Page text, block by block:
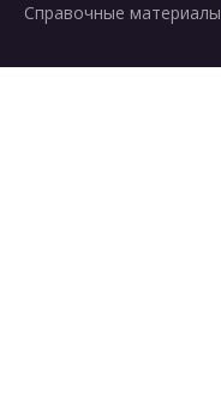
Справочные материалы